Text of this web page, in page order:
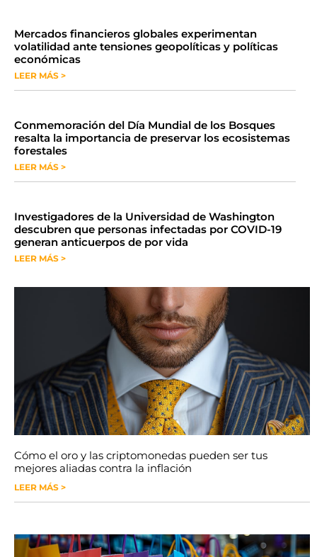
Mercados financieros globales experimentan
volatilidad ante tensiones geopolíticas y políticas
económicas
LEER MÁS >
Conmemoración del Día Mundial de los Bosques
resalta la importancia de preservar los ecosistemas
forestales
LEER MÁS >
Investigadores de la Universidad de Washington
descubren que personas infectadas por COVID-19
generan anticuerpos de por vida
LEER MÁS >
Cómo el oro y las criptomonedas pueden ser tus
mejores aliadas contra la inflación
LEER MÁS >